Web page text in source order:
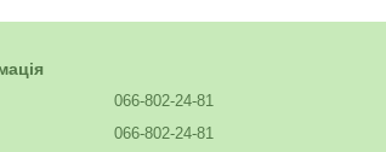
066-802-24-81
066-802-24-81